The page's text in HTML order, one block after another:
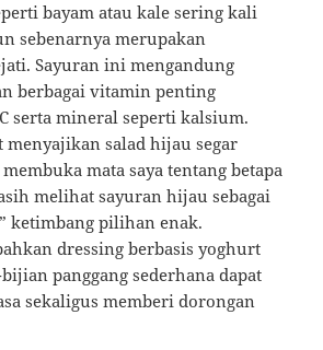
bayam atau kale sering kali
sebenarnya merupakan
Sayuran ini mengandung
berbagai vitamin penting
serta mineral seperti kalsium.
menyajikan salad hijau segar
mata saya tentang betapa
melihat sayuran hijau sebagai
ketimbang pilihan enak.
dressing berbasis yoghurt
panggang sederhana dapat
sekaligus memberi dorongan